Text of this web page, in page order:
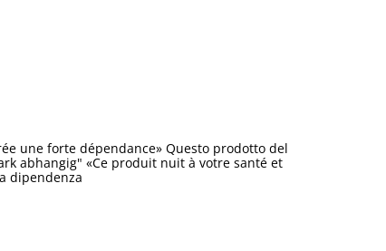
une forte dépendance» Questo prodotto del
abhangig" «Ce produit nuit à votre santé et
dipendenza